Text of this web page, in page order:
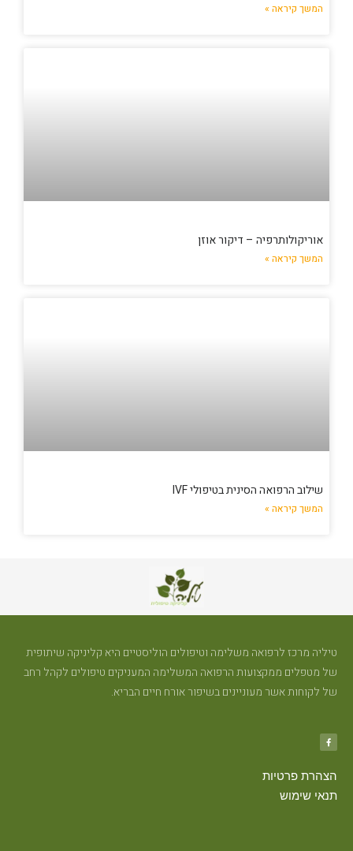
המשך קיראה »
אוריקולותרפיה – דיקור אוזן
המשך קיראה »
שילוב הרפואה הסינית בטיפולי IVF
המשך קיראה »
טיליה מרכז לרפואה משלימה וטיפולים הוליסטיים היא קליניקה שיתופית
של מטפלים ממקצועות הרפואה המשלימה המעניקים טיפולים לקהל רחב
של לקוחות אשר מעוניינים בשיפור אורח חיים הבריא.
הצהרת פרטיות
תנאי שימוש